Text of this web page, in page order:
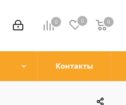
0 0 0
0
Контакты